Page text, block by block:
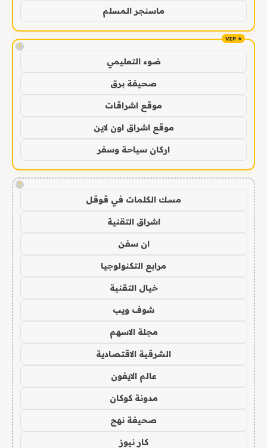
ماسنجر المسلم
!
ضوء التعليمي
صحيفة برق
موقع اشراقات
موقع اشراق اون لاين
اركان سياحة وسفر
!
مسك الكلمات في قوقل
اشراق التقنية
ان سفن
مرابع التكنولوجيا
خيال التقنية
شوف ويب
مجلة الاسهم
الشرقية الاقتصادية
عالم الايفون
مدونة كوكان
صحيفة نهج
كار نيوز